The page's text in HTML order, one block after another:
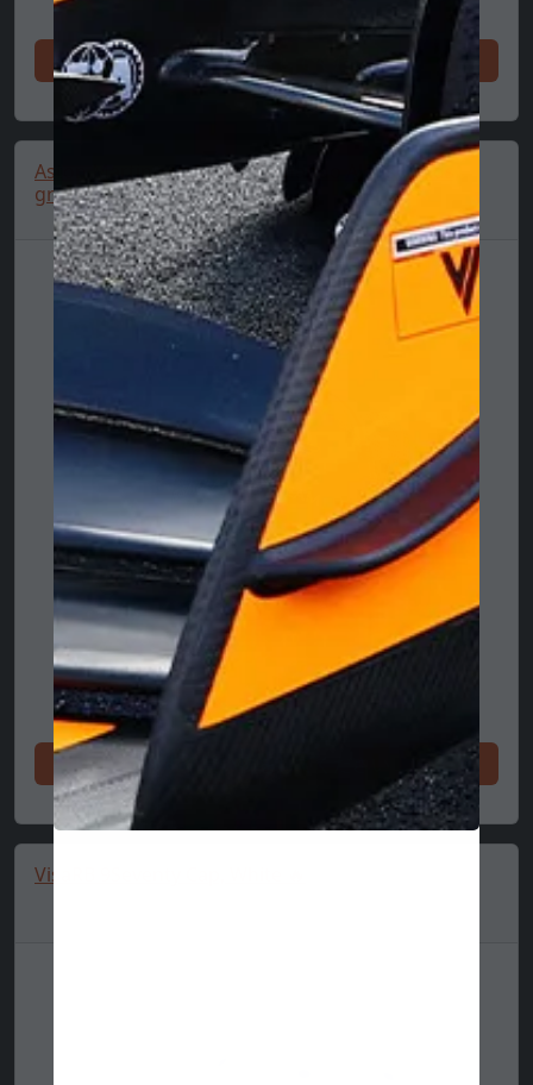
今すぐ買い物をしてください
Aston Martin cap, team, Fernando Alonso, kids,
green
今すぐ買い物をしてください
VisaRB 9Seventy Cap, White 🔥